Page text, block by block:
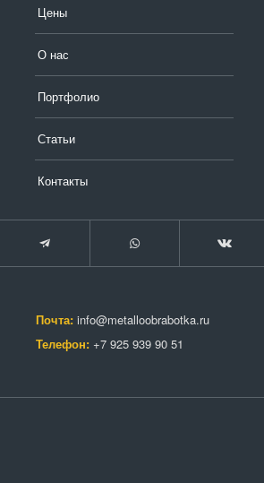
Цены
О нас
Портфолио
Статьи
Контакты
Почта: info@metalloobrabotka.ru
Телефон: +7 925 939 90 51